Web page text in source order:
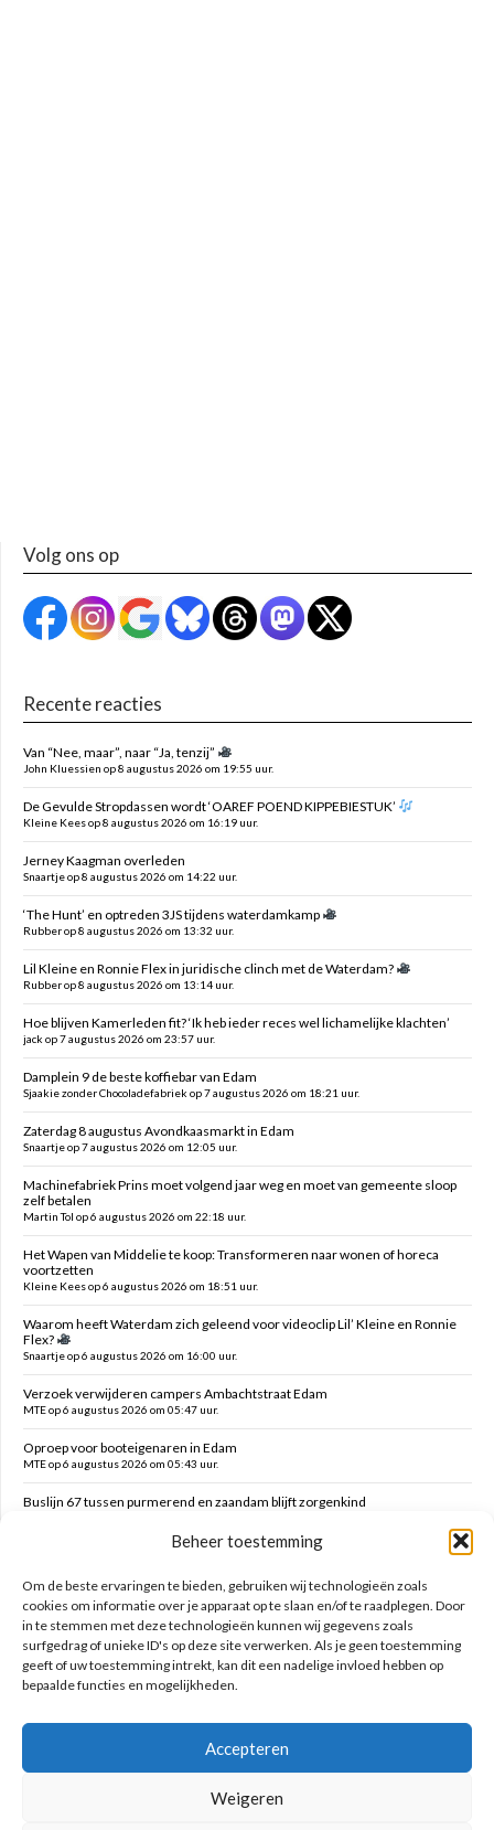
Beheer toestemming
Om de beste ervaringen te bieden, gebruiken wij technologieën zoals
cookies om informatie over je apparaat op te slaan en/of te raadplegen. Door
in te stemmen met deze technologieën kunnen wij gegevens zoals
surfgedrag of unieke ID's op deze site verwerken. Als je geen toestemming
geeft of uw toestemming intrekt, kan dit een nadelige invloed hebben op
bepaalde functies en mogelijkheden.
Accepteren
Weigeren
Volg ons op
Recente reacties
Van “Nee, maar”, naar “Ja, tenzij”
John Kluessien op 8 augustus 2026 om 19:55 uur.
De Gevulde Stropdassen wordt ‘OAREF POEND KIPPEBIESTUK’
Kleine Kees op 8 augustus 2026 om 16:19 uur.
Jerney Kaagman overleden
Snaartje op 8 augustus 2026 om 14:22 uur.
‘The Hunt’ en optreden 3JS tijdens waterdamkamp
Rubber op 8 augustus 2026 om 13:32 uur.
Lil Kleine en Ronnie Flex in juridische clinch met de Waterdam?
Rubber op 8 augustus 2026 om 13:14 uur.
Hoe blijven Kamerleden fit? ‘Ik heb ieder reces wel lichamelijke klachten’
jack op 7 augustus 2026 om 23:57 uur.
Damplein 9 de beste koffiebar van Edam
Sjaakie zonder Chocoladefabriek op 7 augustus 2026 om 18:21 uur.
Zaterdag 8 augustus Avondkaasmarkt in Edam
Snaartje op 7 augustus 2026 om 12:05 uur.
Machinefabriek Prins moet volgend jaar weg en moet van gemeente sloop
zelf betalen
Martin Tol op 6 augustus 2026 om 22:18 uur.
Het Wapen van Middelie te koop: Transformeren naar wonen of horeca
voortzetten
Kleine Kees op 6 augustus 2026 om 18:51 uur.
Waarom heeft Waterdam zich geleend voor videoclip Lil’ Kleine en Ronnie
Flex?
Snaartje op 6 augustus 2026 om 16:00 uur.
Verzoek verwijderen campers Ambachtstraat Edam
MTE op 6 augustus 2026 om 05:47 uur.
Oproep voor booteigenaren in Edam
MTE op 6 augustus 2026 om 05:43 uur.
Buslijn 67 tussen purmerend en zaandam blijft zorgenkind
Zoeken op deze site